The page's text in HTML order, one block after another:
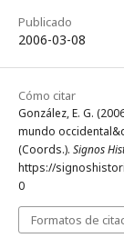
Publicado
2006-03-08
Cómo citar
González, E. G.
mundo
(Coords.). Signos
https://
0
Formatos de